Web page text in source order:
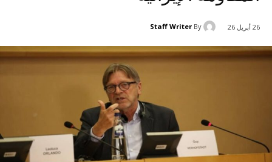
26 أبريل 26 By
Staff Writer